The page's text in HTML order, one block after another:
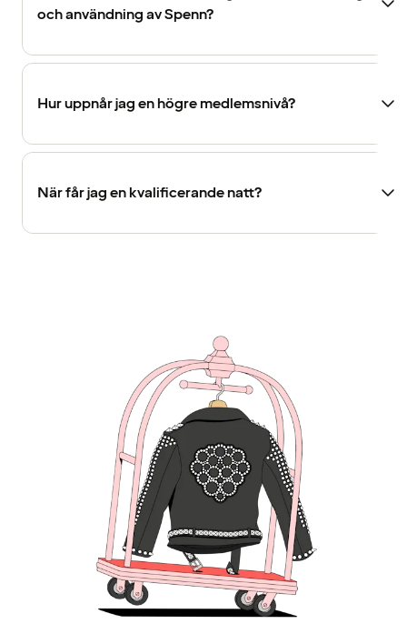
och användning av Spenn?
Hur uppnår jag en högre medlemsnivå?
När får jag en kvalificerande natt?